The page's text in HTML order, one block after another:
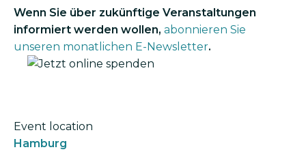
Wenn Sie über zukünftige Veranstaltungen
informiert werden wollen, abonnieren Sie
unseren monatlichen E-Newsletter.
Bild
Event location
Hamburg